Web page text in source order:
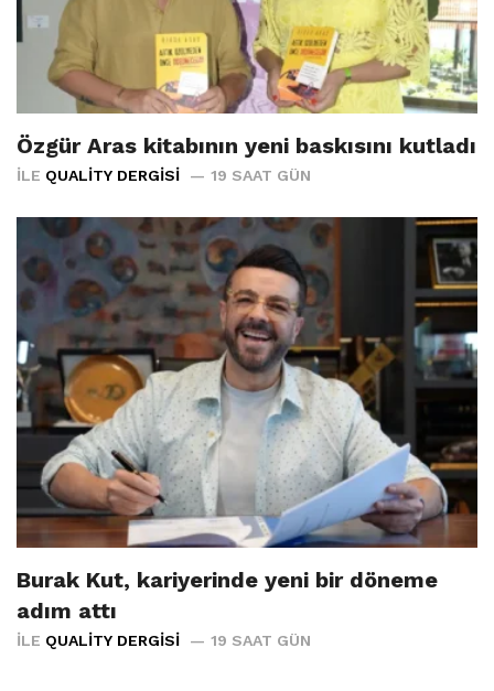
Özgür Aras kitabının yeni baskısını kutladı
İLE QUALITY DERGISI 19 SAAT GÜN
Burak Kut, kariyerinde yeni bir döneme
adım attı
İLE QUALITY DERGISI 19 SAAT GÜN